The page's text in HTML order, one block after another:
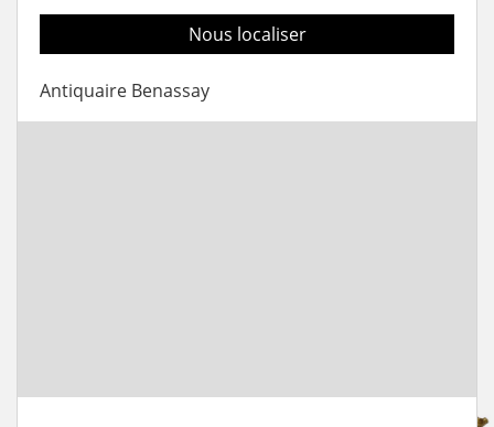
Nous localiser
Antiquaire Benassay